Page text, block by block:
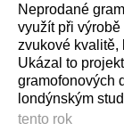
Neprodané
využít při
zvukové kvalitě,
Ukázal to
gramofonových
londýnským
tento rok